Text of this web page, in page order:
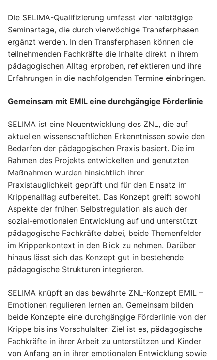
Die SELIMA-Qualifizierung umfasst vier halbtägige
Seminartage, die durch vierwöchige Transferphasen
ergänzt werden. In den Transferphasen können die
teilnehmenden Fachkräfte die Inhalte direkt in ihrem
pädagogischen Alltag erproben, reflektieren und ihre
Erfahrungen in die nachfolgenden Termine einbringen.
Gemeinsam mit EMIL eine durchgängige Förderlinie
SELIMA ist eine Neuentwicklung des ZNL, die auf
aktuellen wissenschaftlichen Erkenntnissen sowie den
Bedarfen der pädagogischen Praxis basiert. Die im
Rahmen des Projekts entwickelten und genutzten
Maßnahmen wurden hinsichtlich ihrer
Praxistauglichkeit geprüft und für den Einsatz im
Krippenalltag aufbereitet. Das Konzept greift sowohl
Aspekte der frühen Selbstregulation als auch der
sozial-emotionalen Entwicklung auf und unterstützt
pädagogische Fachkräfte dabei, beide Themenfelder
im Krippenkontext in den Blick zu nehmen. Darüber
hinaus lässt sich das Konzept gut in bestehende
pädagogische Strukturen integrieren.
SELIMA knüpft an das bewährte ZNL-Konzept EMIL –
Emotionen regulieren lernen an. Gemeinsam bilden
beide Konzepte eine durchgängige Förderlinie von der
Krippe bis ins Vorschulalter. Ziel ist es, pädagogische
Fachkräfte in ihrer Arbeit zu unterstützen und Kinder
von Anfang an in ihrer emotionalen Entwicklung sowie